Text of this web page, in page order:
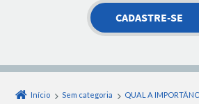
Início Sem categoria
QUAL A